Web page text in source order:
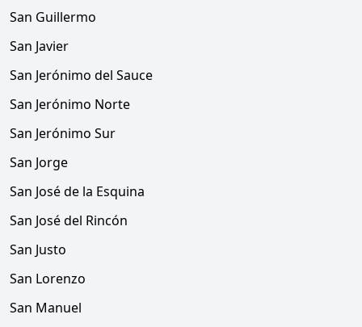
San Guillermo
San Javier
San Jerónimo del Sauce
San Jerónimo Norte
San Jerónimo Sur
San Jorge
San José de la Esquina
San José del Rincón
San Justo
San Lorenzo
San Manuel